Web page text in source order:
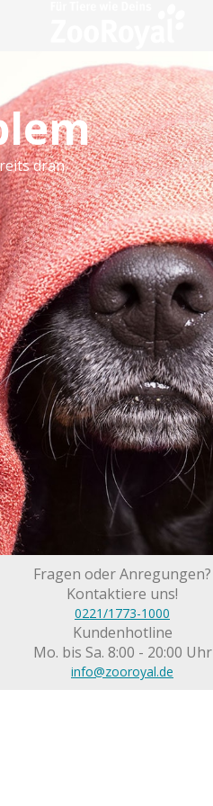
dran.
Fragen oder Anregungen?
Kontaktiere uns!
0221/1773-1000
Kundenhotline
Mo. bis Sa. 8:00 - 20:00 Uhr
info@zooroyal.de